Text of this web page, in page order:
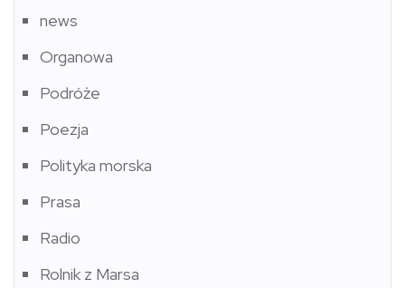
news
Organowa
Podróże
Poezja
Polityka morska
Prasa
Radio
Rolnik z Marsa